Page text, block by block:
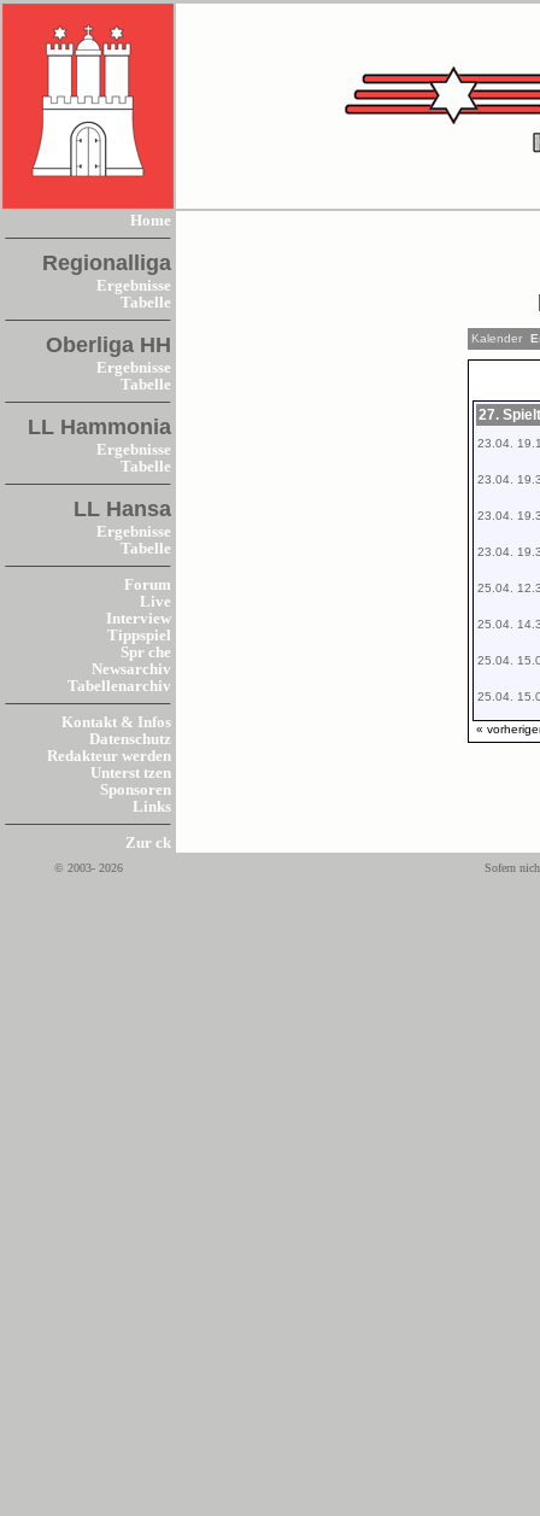
Home
Regionalliga
Ergebnisse
Tabelle
Oberliga HH
Ergebnisse
Tabelle
LL Hammonia
Ergebnisse
Tabelle
LL Hansa
Ergebnisse
Tabelle
Forum
Live
Interview
Tippspiel
Spr che
Newsarchiv
Tabellenarchiv
Kontakt & Infos
Datenschutz
Redakteur werden
Unterst tzen
Sponsoren
Links
Zur ck
Kalender
27.
23.04.
23.04.
23.04.
23.04.
25.04.
25.04.
25.04.
25.04.
«
© 2003- 2026 Sofern